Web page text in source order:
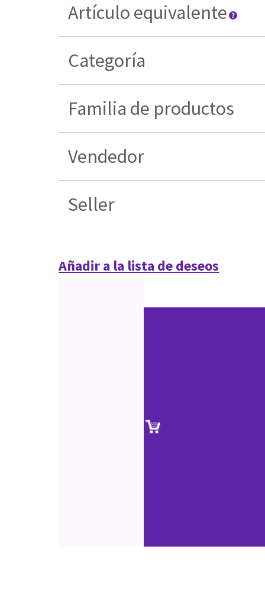
Artículo equivalente
Categoría
Familia de productos
Vendedor
Seller
Añadir a la lista de deseos